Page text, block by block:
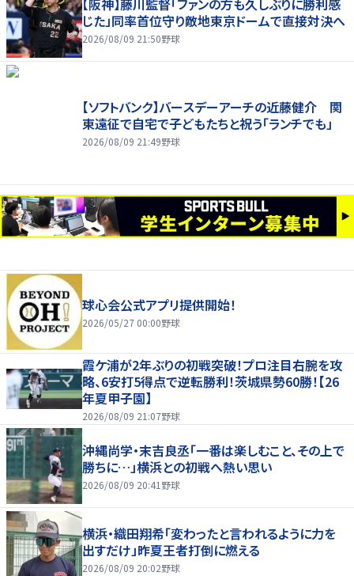
じた」同率首位守り敵地東京ドームで直接対決へ
2026/08/09 21:50野球
【ソフトバンク】バースデーアーチの近藤健介 関
東遠征で自宅で子どもたちと祝う「ランチでも」
2026/08/09 21:49野球
球心会公式アプリ提供開始！
2026/05/27 00:00野球
霞ケ浦が2年ぶりの初戦突破！プロ注目右腕を攻
略、6安打5得点で逆転勝利！茨城県勢60勝！【26
年夏甲子園】
2026/08/09 21:07野球
沖縄尚学・末吉良丞「一番は楽しむこと、その上で
勝ちに…」横浜との初戦へ熱い思い
2026/08/09 20:41 野球
横浜・織田翔希「変わったと言われるように力を
出すだけ」昨夏王者打倒に燃える
2026/08/09 20:02野球